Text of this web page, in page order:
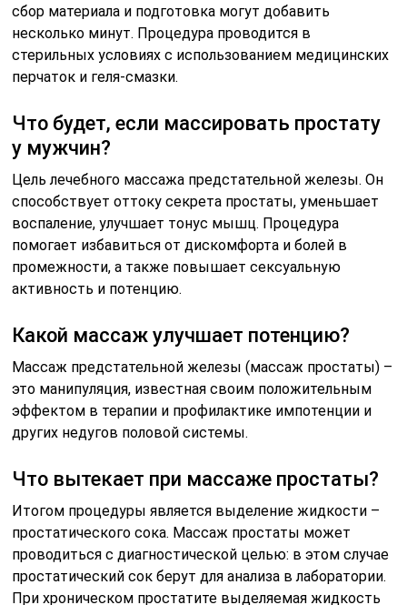
сбор материала и подготовка могут добавить
несколько минут. Процедура проводится в
стерильных условиях с использованием медицинских
перчаток и геля-смазки.
Что будет, если массировать простату
у мужчин?
Цель лечебного массажа предстательной железы. Он
способствует оттоку секрета простаты, уменьшает
воспаление, улучшает тонус мышц. Процедура
помогает избавиться от дискомфорта и болей в
промежности, а также повышает сексуальную
активность и потенцию.
Какой массаж улучшает потенцию?
Массаж предстательной железы (массаж простаты) –
это манипуляция, известная своим положительным
эффектом в терапии и профилактике импотенции и
других недугов половой системы.
Что вытекает при массаже простаты?
Итогом процедуры является выделение жидкости –
простатического сока. Массаж простаты может
проводиться с диагностической целью: в этом случае
простатический сок берут для анализа в лаборатории.
При хроническом простатите выделяемая жидкость